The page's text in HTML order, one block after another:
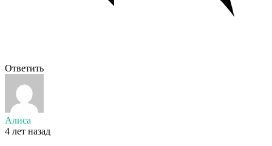
Ответить
Алиса
4 лет назад